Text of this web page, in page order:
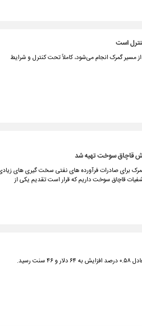
است
مسیر گمرک انجام می‌شود، کاملاً تحت کنترل و شرایط
قاچاق سوخت تهیه شد
گمرک برای صادرات فرآورده های نفتی سخت گیری های
قاچاق سوخت داریم که قرار است تقدیم یکی از